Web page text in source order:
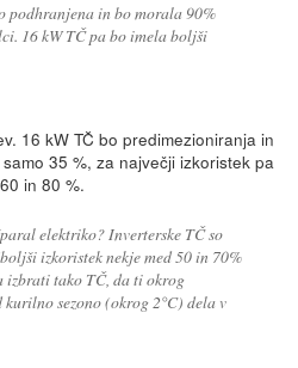
podhranjena in bo morala 90%
16 kW TČ pa bo imela boljši
16 kW TČ bo predimezioniranja in
35 %, za največji izkoristek pa
in 80 %.
elektriko? Inverterske TČ so
izkoristek nekje med 50 in 70%
tako TČ, da ti okrog
sezono (okrog 2°C) dela v